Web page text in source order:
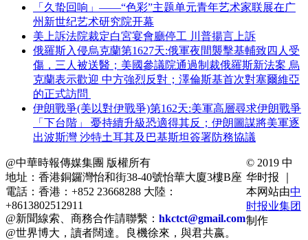
「久蛰回响」——“色彩”主题单元青年艺术家联展在广
州新世纪艺术研究院开幕
美上訴法院裁定白宮宴會廳停工 川普揚言上訴
俄羅斯入侵烏克蘭第1627天:俄軍夜間襲擊基輔致四人受
傷，三人被送醫；美國參議院通過制裁俄羅斯新法案 烏
克蘭表示歡迎 中方強烈反對；澤倫斯基首次對塞爾維亞
的正式訪問
伊朗戰爭(美以對伊戰爭)第162天:美軍高層尋求伊朗戰爭
「下台階」 憂持續升級恐適得其反；伊朗圖謀將美軍逐
出波斯灣 沙特土耳其及巴基斯坦簽署防務協議
@中華時報傳媒集團 版權所有
地址：香港銅鑼灣怡和街38-40號怡華大廈3樓B座
電話：香港：+852 23668288 大陸：
+8613802512911
@新聞線索、商務合作請聯繫： hkctct@gmail.com
@世界博大，讀者闊達。良機徐來，與君共嬴。
© 2019 中
华时报 ｜
本网站由中
时报业集团
制作